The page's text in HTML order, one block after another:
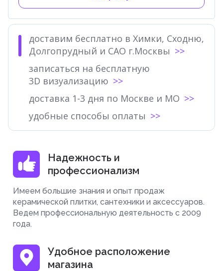
доставим бесплатно в Химки, Сходню,
Долгопрудный и САО г.Москвы
записаться на бесплатную
3D визуализацию
доставка 1-3 дня по Москве и МО
удобные способы оплаты
Надежность и
профессионализм
Имеем большие знания и опыт продаж
керамической плитки, сантехники и аксессуаров.
Ведем профессиональную деятельность с 2009
года.
Удобное расположение
магазина